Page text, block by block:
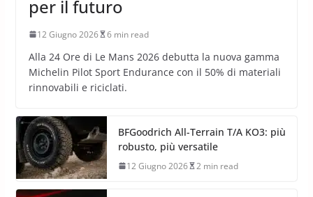
per il futuro
12 Giugno 2026 6 min read
Alla 24 Ore di Le Mans 2026 debutta la nuova gamma
Michelin Pilot Sport Endurance con il 50% di materiali
rinnovabili e riciclati.
BFGoodrich All-Terrain T/A KO3: più
robusto, più versatile
12 Giugno 2026 2 min read